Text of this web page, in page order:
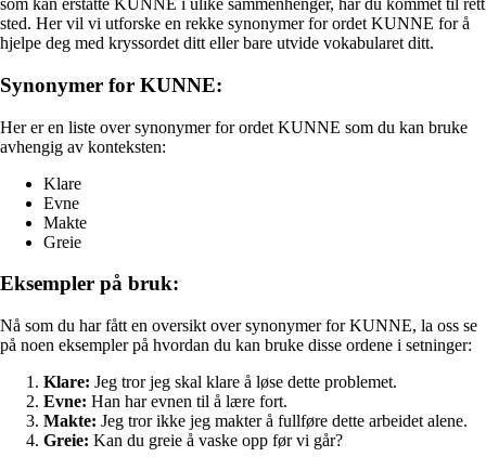
som kan erstatte KUNNE i ulike sammenhenger, har du kommet til rett
sted. Her vil vi utforske en rekke synonymer for ordet KUNNE for å
hjelpe deg med kryssordet ditt eller bare utvide vokabularet ditt.
Synonymer for KUNNE:
Her er en liste over synonymer for ordet KUNNE som du kan bruke
avhengig av konteksten:
Klare
Evne
Makte
Greie
Eksempler på bruk:
Nå som du har fått en oversikt over synonymer for KUNNE, la oss se
på noen eksempler på hvordan du kan bruke disse ordene i setninger:
Klare: Jeg tror jeg skal klare å løse dette problemet.
Evne: Han har evnen til å lære fort.
Makte: Jeg tror ikke jeg makter å fullføre dette arbeidet alene.
Greie: Kan du greie å vaske opp før vi går?